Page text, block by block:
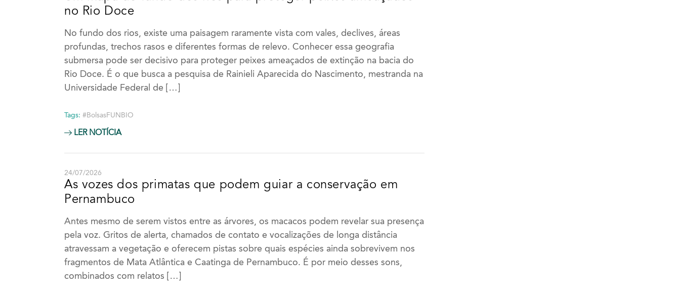
no Rio Doce
No fundo dos rios, existe uma paisagem raramente vista com vales, declives, áreas
profundas, trechos rasos e diferentes formas de relevo. Conhecer essa geografia
submersa pode ser decisivo para proteger peixes ameaçados de extinção na bacia do
Rio Doce. É o que busca a pesquisa de Rainieli Aparecida do Nascimento, mestranda na
Universidade Federal de […]
Tags: #BolsasFUNBIO
LER NOTÍCIA
24/07/2026
As vozes dos primatas que podem guiar a conservação em
Pernambuco
Antes mesmo de serem vistos entre as árvores, os macacos podem revelar sua presença
pela voz. Gritos de alerta, chamados de contato e vocalizações de longa distância
atravessam a vegetação e oferecem pistas sobre quais espécies ainda sobrevivem nos
fragmentos de Mata Atlântica e Caatinga de Pernambuco. É por meio desses sons,
combinados com relatos […]